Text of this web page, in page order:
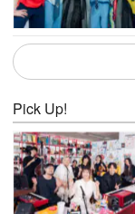
Pick Up!